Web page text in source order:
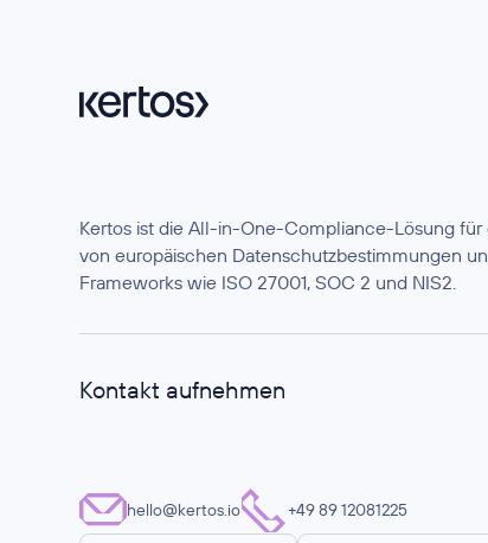
Kertos ist die All-in-One-Compliance-Lösung
von europäischen Datenschutzbestimmungen
Frameworks wie ISO 27001, SOC 2 und NIS2.
Kontakt aufnehmen
hello@kertos.io +49 89 12081225